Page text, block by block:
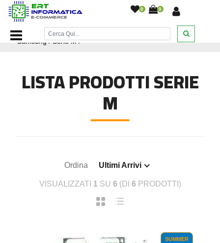
0 0
Home Page/Ricambi smartphone e tablet/Ricambi
Samsung/Serie M/
LISTA PRODOTTI SERIE
M
Ordina Ultimi Arrivi
VISUALIZZATI 1 SU 6 (DI 6 PRODOTTI)
SUMMER